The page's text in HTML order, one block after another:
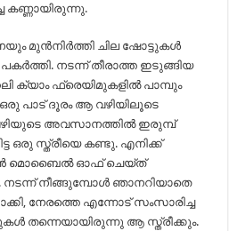
കണ്ണായിരുന്നു.
മുൻനിർത്തി ചില ഷോട്ടുകൾ
നടന്ന് തീരാത്ത ഇടുങ്ങിയ
ക്യാം ഫ്രെയിമുകളിൽ പാമ്പും
പാട് ദൂരം ആ വഴിയിലൂടെ
അവസാനത്തിൽ ഇരുമ്പ്
ഒരു സ്ത്രീയെ കണ്ടു. എനിക്ക്
ഞാൻ മൊബൈൽ ഓഫ് ചെയ്ത്
നടന്ന് നീങ്ങുമ്പോൾ ഞാനറിയാതെ
നേരത്തെ എന്നോട് സംസാരിച്ച
തന്നെയായിരുന്നു ആ സ്ത്രീക്കും.